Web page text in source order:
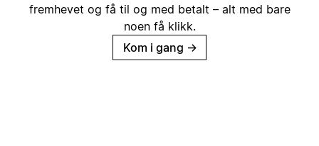
fremhevet og få til og med betalt – alt med bare
noen få klikk.
Kom i gang →